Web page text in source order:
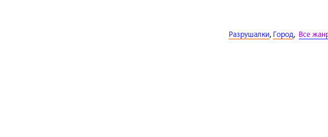
Разрушалки, Город, Все